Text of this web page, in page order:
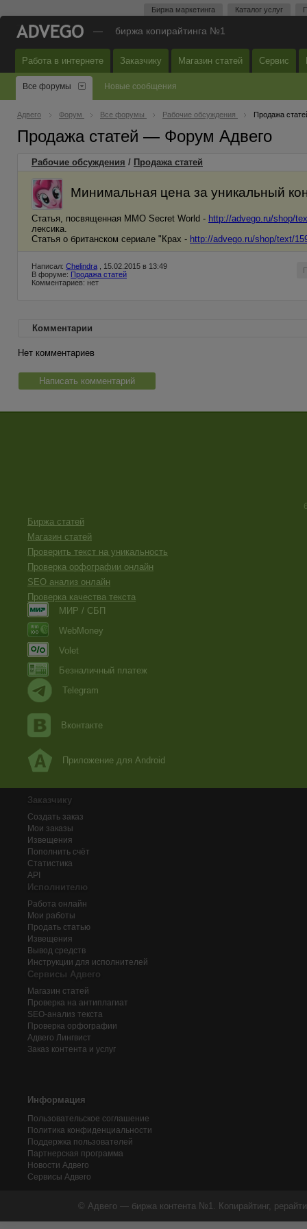
Биржа маркетинга Каталог услуг
— биржа копирайтинга №1
Работа в интернете Заказчику Магазин статей Сервис
Все форумы Новые сообщения
Адвего Форум Все форумы Рабочие обсуждения Продажа
Продажа статей — Форум Адвего
Рабочие обсуждения / Продажа статей
Минимальная цена за уникальный
Статья, посвященная ММО Secret World - http://advego.ru/shop/
лексика.
Статья о британском сериале "Крах - http://advego.ru/shop/text/
Написал: Chelindra , 15.02.2015 в 13:49
В форуме: Продажа статей
Комментариев: нет
Комментарии
Нет комментариев
Написать комментарий
Биржа статей
Магазин статей
Проверить текст на уникальность
Проверка орфографии онлайн
SEO анализ онлайн
Проверка качества текста
МИР / СБП
WebMoney
Volet
Безналичный платеж
Telegram
Вконтакте
Приложение для Android
Заказчику
Создать заказ
Мои заказы
Извещения
Пополнить счёт
Статистика
API
Исполнителю
Работа онлайн
Мои работы
Продать статью
Извещения
Вывод средств
Инструкции для исполнителей
Сервисы Адвего
Магазин статей
Проверка на антиплагиат
SEO-анализ текста
Проверка орфографии
Адвего Лингвист
Заказ контента и услуг
Информация
Пользовательское соглашение
Политика конфиденциальности
Поддержка пользователей
Партнерская программа
Новости Адвего
Сервисы Адвего
© Адвего — биржа контента №1. Копирайтинг,